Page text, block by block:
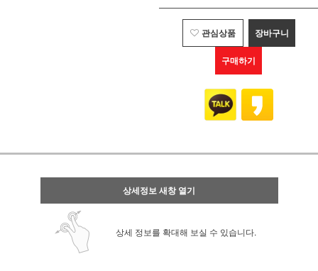
관심상품 장바구니
구매하기
상세정보 새창 열기
상세 정보를 확대해 보실 수 있습니다.